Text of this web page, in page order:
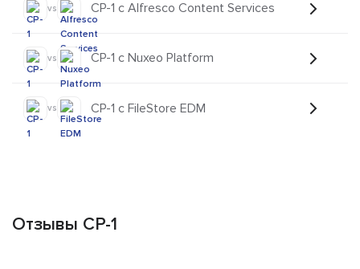
vs CP-1 с Alfresco Content Services
vs CP-1 с Nuxeo Platform
vs CP-1 с FileStore EDM
Отзывы CP-1